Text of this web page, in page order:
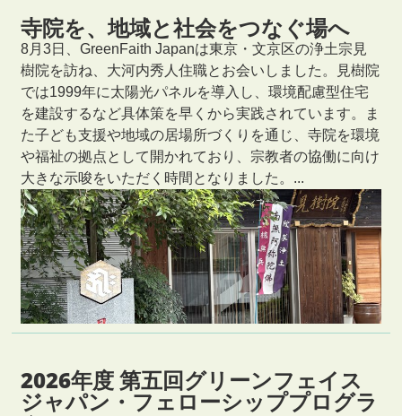
寺院を、地域と社会をつなぐ場へ
8月3日、GreenFaith Japanは東京・文京区の浄土宗見
樹院を訪ね、大河内秀人住職とお会いしました。見樹院
では1999年に太陽光パネルを導入し、環境配慮型住宅
を建設するなど具体策を早くから実践されています。ま
た子ども支援や地域の居場所づくりを通じ、寺院を環境
や福祉の拠点として開かれており、宗教者の協働に向け
大きな示唆をいただく時間となりました。...
2026年度 第五回グリーンフェイス
ジャパン・フェローシッププログラ